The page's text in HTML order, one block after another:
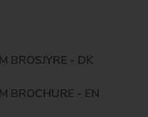
BROSJYRE - DK
BROCHURE - EN